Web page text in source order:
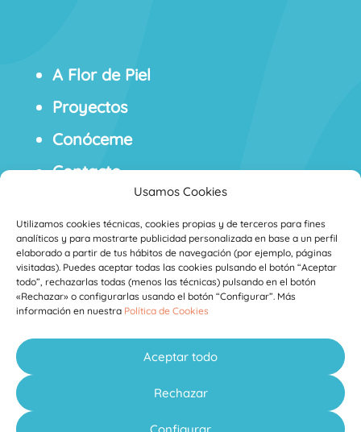
Usamos Cookies
Utilizamos cookies técnicas, cookies propias y de terceros para fines
analíticos y para mostrarte publicidad personalizada en base a un perfil
elaborado a partir de tus hábitos de navegación (por ejemplo, páginas
visitadas). Puedes aceptar todas las cookies pulsando el botón “Aceptar
todo”, rechazarlas todas (menos las técnicas) pulsando en el botón
«Rechazar» o configurarlas usando el botón “Configurar”. Más
información en nuestra Política de Cookies
Aceptar todo
Rechazar
Configurar
A Flor de Piel
Proyectos
Conóceme
Contacto
Condiciones Generales de
Derecho de Desistimiento